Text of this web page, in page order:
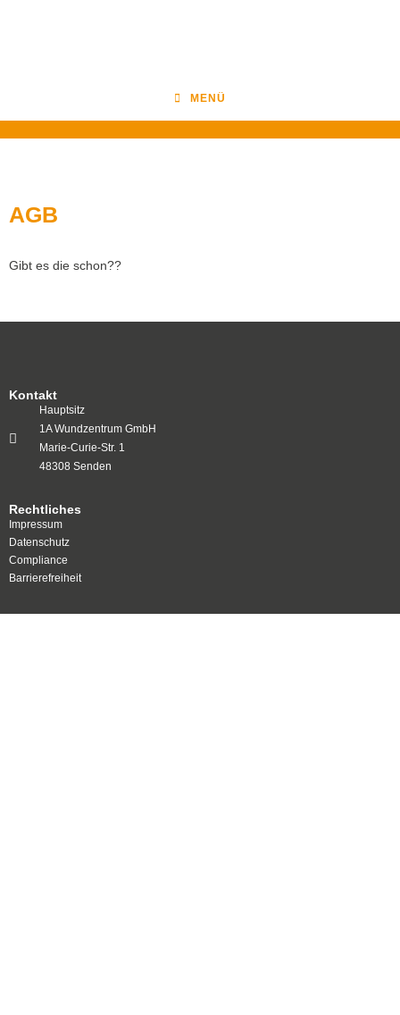
MENÜ
AGB
Gibt es die schon??
Kontakt
Hauptsitz
1A Wundzentrum GmbH
Marie-Curie-Str. 1
48308 Senden
Rechtliches
Impressum
Datenschutz
Compliance
Barrierefreiheit